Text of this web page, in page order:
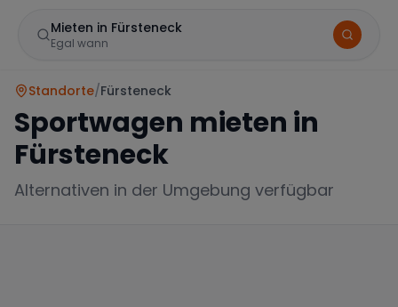
Mieten in Fürsteneck
Egal wann
Standorte/Fürsteneck
Sportwagen mieten in
Fürsteneck
Alternativen in der Umgebung verfügbar